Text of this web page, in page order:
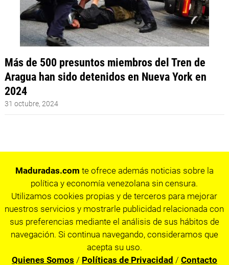
Más de 500 presuntos miembros del Tren de
Aragua han sido detenidos en Nueva York en
2024
31 octubre, 2024
Maduradas.com te ofrece además noticias sobre la
política y economía venezolana sin censura.
Utilizamos cookies propias y de terceros para mejorar
nuestros servicios y mostrarle publicidad relacionada con
sus preferencias mediante el análisis de sus hábitos de
navegación. Si continua navegando, consideramos que
acepta su uso.
Quienes Somos / Políticas de Privacidad / Contacto